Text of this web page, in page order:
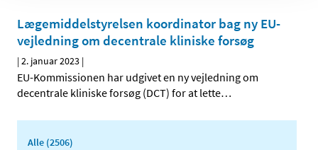
Lægemiddelstyrelsen koordinator bag ny EU-
vejledning om decentrale kliniske forsøg
|2. januar 2023 |
EU-Kommissionen har udgivet en ny vejledning om
decentrale kliniske forsøg (DCT) for at lette…
Alle (2506)